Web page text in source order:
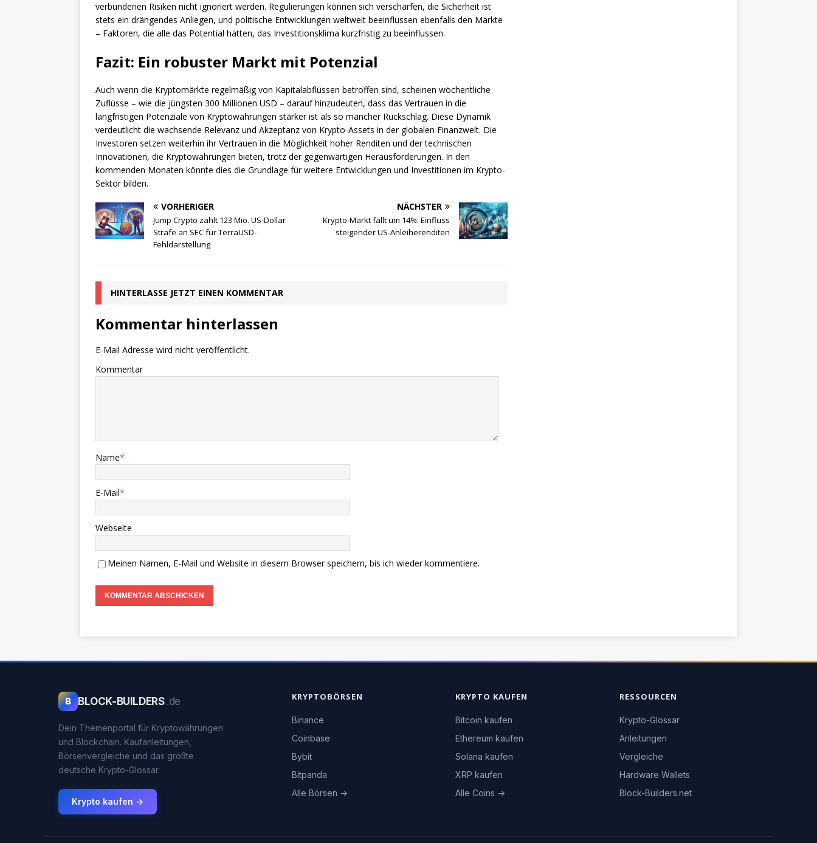
verbundenen Risiken nicht ignoriert werden. Regulierungen können sich verschärfen, die Sicherheit ist
stets ein drängendes Anliegen, und politische Entwicklungen weltweit beeinflussen ebenfalls den Märkte
– Faktoren, die alle das Potential hätten, das Investitionsklima kurzfristig zu beeinflussen.
Fazit: Ein robuster Markt mit Potenzial
Auch wenn die Kryptomärkte regelmäßig von Kapitalabflüssen betroffen sind, scheinen wöchentliche
Zuflüsse – wie die jüngsten 300 Millionen USD – darauf hinzudeuten, dass das Vertrauen in die
langfristigen Potenziale von Kryptowährungen stärker ist als so mancher Rückschlag. Diese Dynamik
verdeutlicht die wachsende Relevanz und Akzeptanz von Krypto-Assets in der globalen Finanzwelt. Die
Investoren setzen weiterhin ihr Vertrauen in die Möglichkeit hoher Renditen und der technischen
Innovationen, die Kryptowährungen bieten, trotz der gegenwärtigen Herausforderungen. In den
kommenden Monaten könnte dies die Grundlage für weitere Entwicklungen und Investitionen im Krypto-
Sektor bilden.
VORHERIGER
Jump Crypto zahlt 123 Mio. US-Dollar
Strafe an SEC für TerraUSD-
Fehldarstellung
NÄCHSTER
Krypto-Markt fällt um 14%: Einfluss
steigender US-Anleiherenditen
HINTERLASSE JETZT EINEN KOMMENTAR
Kommentar hinterlassen
E-Mail Adresse wird nicht veröffentlicht.
Kommentar
Name*
E-Mail*
Webseite
Meinen Namen, E-Mail und Website in diesem Browser speichern, bis ich wieder kommentiere.
B BLOCK-BUILDERS .de
Dein Themenportal für Kryptowährungen
und Blockchain. Kaufanleitungen,
Börsenvergleiche und das größte
deutsche Krypto-Glossar.
Krypto kaufen →
KRYPTOBÖRSEN
Binance
Coinbase
Bybit
Bitpanda
Alle Börsen →
KRYPTO KAUFEN
Bitcoin kaufen
Ethereum kaufen
Solana kaufen
XRP kaufen
Alle Coins →
RESSOURCEN
Krypto-Glossar
Anleitungen
Vergleiche
Hardware Wallets
Block-Builders.net